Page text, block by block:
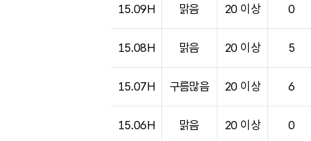
15.09H 맑음 20 이상 0
15.08H 맑음 20 이상 5
15.07H 구름많음 20 이상 6
15.06H 맑음 20 이상 0